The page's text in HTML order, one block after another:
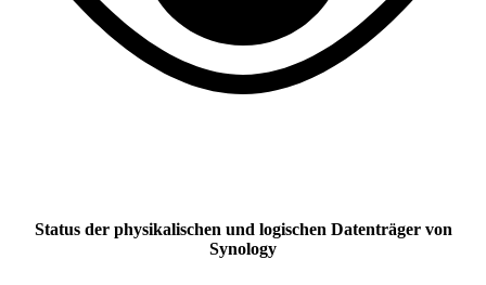
Status der physikalischen und logischen Datenträger von
Synology